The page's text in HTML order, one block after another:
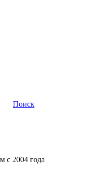
Поиск
с 2004 года